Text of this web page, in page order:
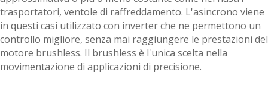
trasportatori, ventole di raffreddamento. L'asincrono viene
in questi casi utilizzato con inverter che ne permettono un
controllo migliore, senza mai raggiungere le prestazioni del
motore brushless. Il brushless è l'unica scelta nella
movimentazione di applicazioni di precisione.